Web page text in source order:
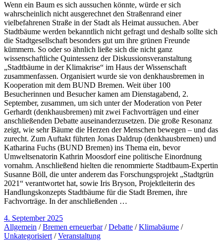
Wenn ein Baum es sich aussuchen könnte, würde er sich
wahrscheinlich nicht ausgerechnet den Straßenrand einer
vielbefahrenen Straße in der Stadt als Heimat aussuchen. Aber
Stadtbäume werden bekanntlich nicht gefragt und deshalb sollte sich
die Stadtgesellschaft besonders gut um ihre grünen Freunde
kümmern. So oder so ähnlich ließe sich die nicht ganz
wissenschaftliche Quintessenz der Diskussionsveranstaltung
„Stadtbäume in der Klimakrise“ im Haus der Wissenschaft
zusammenfassen. Organisiert wurde sie von denkhausbremen in
Kooperation mit dem BUND Bremen. Weit über 100
Besucherinnen und Besucher kamen am Dienstagabend, 2.
September, zusammen, um sich unter der Moderation von Peter
Gerhardt (denkhausbremen) mit zwei Fachvorträgen und einer
anschließenden Debatte auseinanderzusetzen. Die große Resonanz
zeigt, wie sehr Bäume die Herzen der Menschen bewegen – und das
zurecht. Zum Auftakt führten Jonas Daldrup (denkhausbremen) und
Katharina Fuchs (BUND Bremen) ins Thema ein, bevor
Umweltsenatorin Kathrin Moosdorf eine politische Einordnung
vornahm. Anschließend hielten die renommierte Stadtbaum-Expertin
Susanne Böll, die unter anderem das Forschungsprojekt „Stadtgrün
2021“ verantwortet hat, sowie Iris Bryson, Projektleiterin des
Handlungskonzepts Stadtbäume für die Stadt Bremen, ihre
Fachvorträge. In der anschließenden …
4. September 2025
Allgemein /Bremen erneuerbar/Debatte /Klimabäume /
Unkategorisiert /Veranstaltung